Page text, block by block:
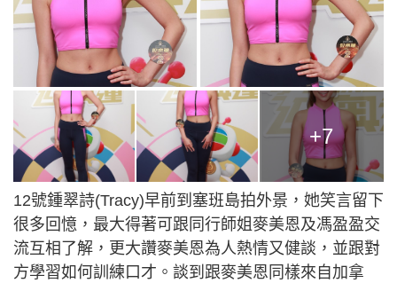
+7
12號鍾翠詩(Tracy)早前到塞班島拍外景，她笑言留下
很多回憶，最大得著可跟同行師姐麥美恩及馮盈盈交
流互相了解，更大讚麥美恩為人熱情又健談，並跟對
方學習如何訓練口才。談到跟麥美恩同樣來自加拿